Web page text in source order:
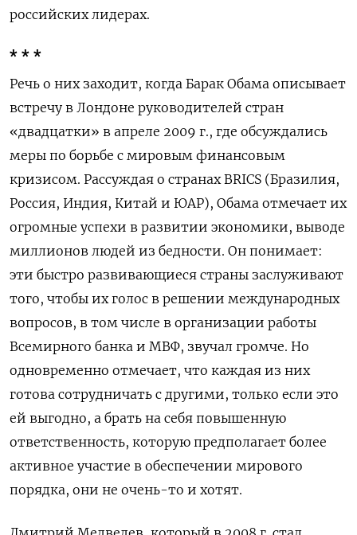
российских лидерах.
* * *
Речь о них заходит, когда Барак Обама описывает
встречу в Лондоне руководителей стран
«двадцатки» в апреле 2009 г., где обсуждались
меры по борьбе с мировым финансовым
кризисом. Рассуждая о странах BRICS (Бразилия,
Россия, Индия, Китай и ЮАР), Обама отмечает их
огромные успехи в развитии экономики, выводе
миллионов людей из бедности. Он понимает:
эти быстро развивающиеся страны заслуживают
того, чтобы их голос в решении международных
вопросов, в том числе в организации работы
Всемирного банка и МВФ, звучал громче. Но
одновременно отмечает, что каждая из них
готова сотрудничать с другими, только если это
ей выгодно, а брать на себя повышенную
ответственность, которую предполагает более
активное участие в обеспечении мирового
порядка, они не очень-то и хотят.